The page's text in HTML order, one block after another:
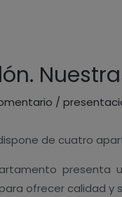
/
de cuatro
presenta
ofrecer calidad y